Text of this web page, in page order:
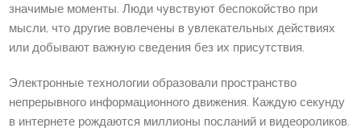
значимые моменты. Люди чувствуют беспокойство при
мысли, что другие вовлечены в увлекательных действиях
или добывают важную сведения без их присутствия.
Электронные технологии образовали пространство
непрерывного информационного движения. Каждую секунду
в интернете рождаются миллионы посланий и видеороликов.